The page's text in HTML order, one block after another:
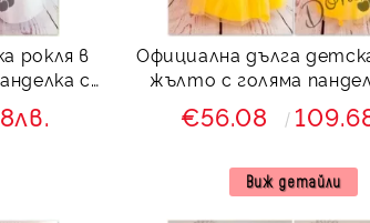
рокля в
Ан
Официална дълга
жълто с голяма
пеперуди
€56.08
Виж детайли